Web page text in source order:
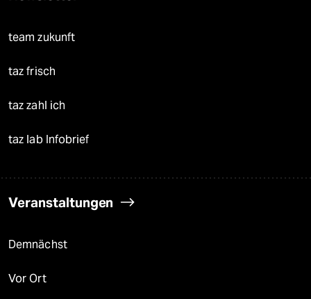
team zukunft
taz frisch
taz zahl ich
taz lab Infobrief
Veranstaltungen
Demnächst
Vor Ort